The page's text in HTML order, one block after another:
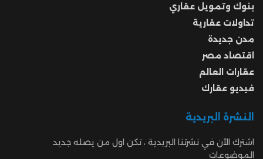
بنوك وتمويل عقاري
تداولات عقارية
مدن جديدة
اقتصاد مصر
عقارات العالم
فيديو عقارك
النشرة البريدية
اشترك الآن في نشرتنا البريدية ، تكن اول من يصله جديد
الموضوعات